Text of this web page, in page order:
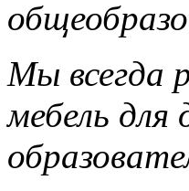
Мы всегда
мебель для